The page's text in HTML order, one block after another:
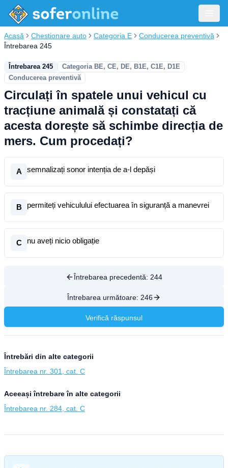
Acasă Chestionare auto Categoria E
Conducerea preventivă
Întrebarea 245
Întrebarea 245
Categoria BE, CE, DE, B1E, C1E, D1E
Conducerea preventivă
Circulați în spatele unui vehicul cu
tracțiune animală și constatați că
acesta dorește să schimbe direcția de
mers. Cum procedați?
A semnalizați sonor intenția de a-l depăși
B permiteți vehiculului efectuarea în siguranță a manevrei
C nu aveți nicio obligație
Întrebarea precedentă: 244
Întrebarea următoare: 246
Verifică răspunsul
Întrebări din alte categorii
Întrebarea nr. 301, cat. C
Aceeași întrebare în alte categorii
Întrebarea nr. 284, cat. C